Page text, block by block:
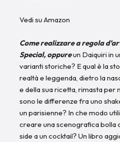
Vedi su Amazon
Come realizzare a regola
Special, oppureun Daiquiri in
varianti storiche? E qual è la
realtà e leggenda, dietro la
e della sua ricetta, rimasta per
sono le differenze fra uno
un parisienne? In che modo
creare una scenografica bolla
side a un cocktail? Un libro